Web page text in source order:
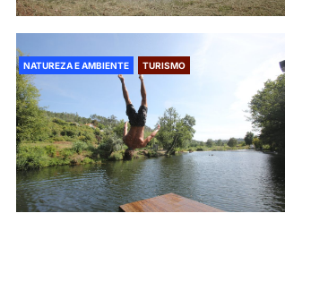
NATUREZA E AMBIENTE TURISMO